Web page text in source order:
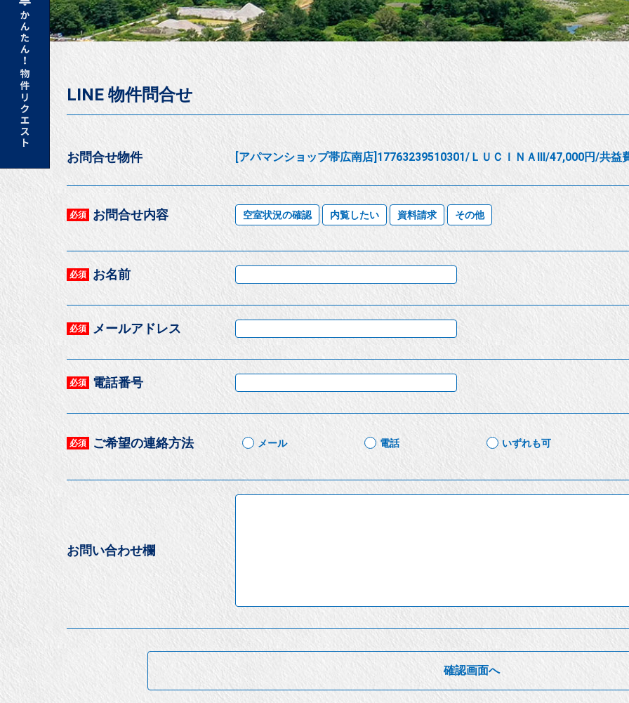
LINE 物件問合せ
お問合せ物件 [アパマンショップ帯広南店]17763239510301/ＬＵＣＩＮＡⅢ/47,000円/共益
必須 お問合せ内容 空室状況の確認 内覧したい 資料請求 その他
必須 お名前
必須 メールアドレス
必須 電話番号
必須 ご希望の連絡方法 メール 電話 いずれも可
お問い合わせ欄
確認画面へ